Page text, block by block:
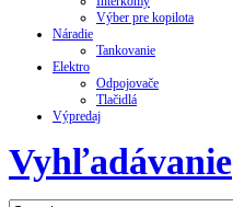
Výber pre kopilota
Náradie
Tankovanie
Elektro
Odpojovače
Tlačidlá
Výpredaj
Vyhľadávanie